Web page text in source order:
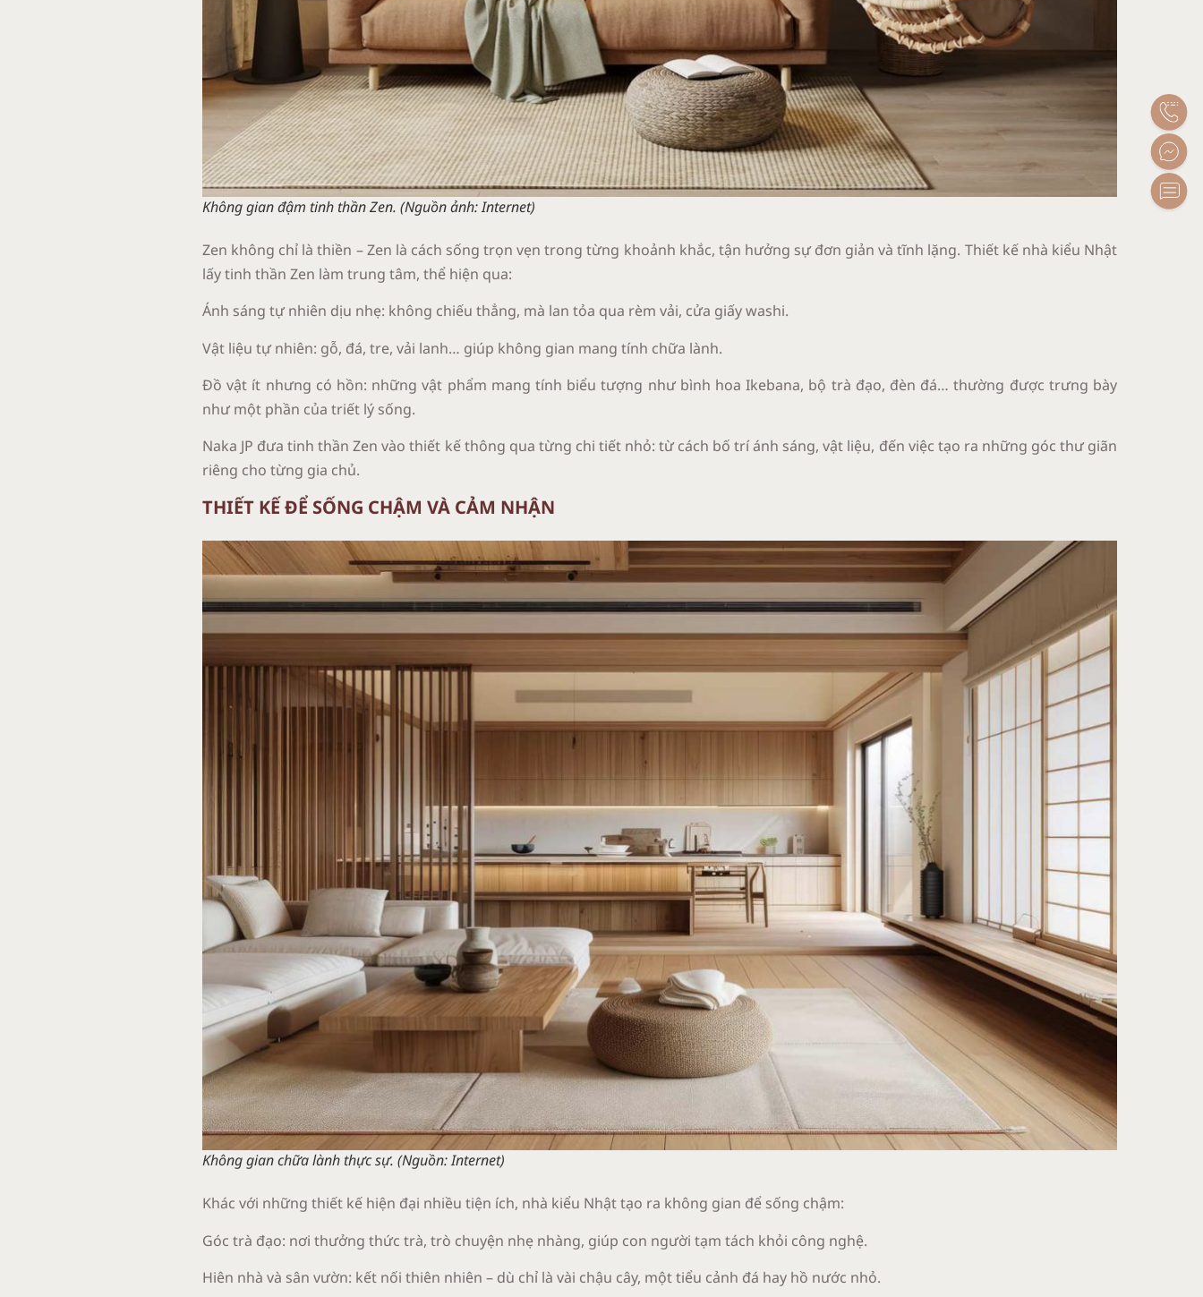
Không gian đậm tinh thần Zen. (Nguồn ảnh: Internet)
Zen không chỉ là thiền – Zen là cách sống trọn vẹn trong từng khoảnh khắc, tận hưởng sự đơn giản và tĩnh lặng. Thiết kế nhà kiểu Nhật
lấy tinh thần Zen làm trung tâm, thể hiện qua:
Ánh sáng tự nhiên dịu nhẹ: không chiếu thẳng, mà lan tỏa qua rèm vải, cửa giấy washi.
Vật liệu tự nhiên: gỗ, đá, tre, vải lanh… giúp không gian mang tính chữa lành.
Đồ vật ít nhưng có hồn: những vật phẩm mang tính biểu tượng như bình hoa Ikebana, bộ trà đạo, đèn đá… thường được trưng bày
như một phần của triết lý sống.
Naka JP đưa tinh thần Zen vào thiết kế thông qua từng chi tiết nhỏ: từ cách bố trí ánh sáng, vật liệu, đến việc tạo ra những góc thư giãn
riêng cho từng gia chủ.
THIẾT KẾ ĐỂ SỐNG CHẬM VÀ CẢM NHẬN
Không gian chữa lành thực sự. (Nguồn: Internet)
Khác với những thiết kế hiện đại nhiều tiện ích, nhà kiểu Nhật tạo ra không gian để sống chậm:
Góc trà đạo: nơi thưởng thức trà, trò chuyện nhẹ nhàng, giúp con người tạm tách khỏi công nghệ.
Hiên nhà và sân vườn: kết nối thiên nhiên – dù chỉ là vài chậu cây, một tiểu cảnh đá hay hồ nước nhỏ.